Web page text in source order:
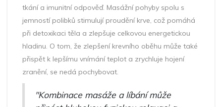
tkání a imunitní odpověď. Masážní pohyby spolu s
jemností polibků stimulují proudění krve, což pomáhá
při detoxikaci těla a zlepšuje celkovou energetickou
hladinu. O tom, že zlepšení krevního oběhu může také
přispět k lepšímu vnímání teplot a zrychluje hojení
zranění, se nedá pochybovat.
"Kombinace masáže a líbání může